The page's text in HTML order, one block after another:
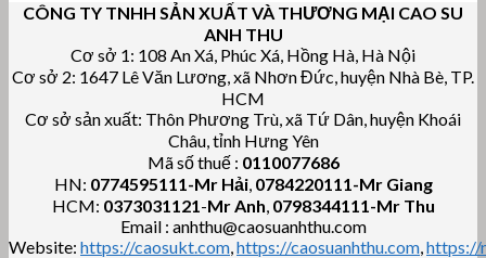
CÔNG TY TNHH SẢN XUẤT VÀ THƯƠNG MẠI CAO SU
ANH THU
Cơ sở 1: 108 An Xá, Phúc Xá, Hồng Hà, Hà Nội
Cơ sở 2: 1647 Lê Văn Lương, xã Nhơn Đức, huyện Nhà Bè, TP.
HCM
Cơ sở sản xuất: Thôn Phương Trù, xã Tứ Dân, huyện Khoái
Châu, tỉnh Hưng Yên
Mã số thuế : 0110077686
HN: 0774595111-Mr Hải, 0784220111-Mr Giang
HCM: 0373031121-Mr Anh, 0798344111-Mr Thu
Email : anhthu@caosuanhthu.com
Website: https://caosukt.com,https://caosuanhthu.com,https://